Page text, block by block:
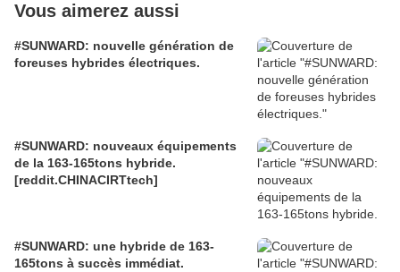
Vous aimerez aussi
#SUNWARD: nouvelle génération de
foreuses hybrides électriques.
#SUNWARD: nouveaux équipements
de la 163-165tons hybride.
[reddit.CHINACIRTtech]
#SUNWARD: une hybride de 163-
165tons à succès immédiat.